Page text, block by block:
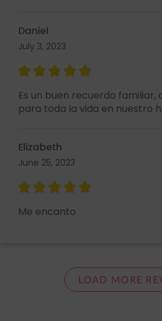
Daniel
July 3, 2023
Es un buen recuerdo familiar,
para toda la vida en nuestro
Elizabeth
June 25, 2023
Me encanto
LOAD MORE